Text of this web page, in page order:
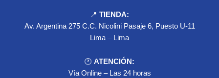
📍 TIENDA:
Av. Argentina 275 C.C. Nicolini Pasaje 6, Puesto U-11
Lima – Lima
🕐 ATENCIÓN:
Vía Online – Las 24 horas